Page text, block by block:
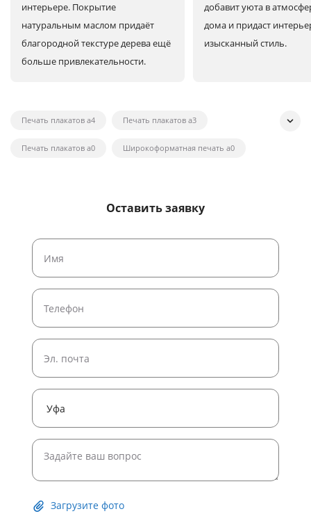
интерьере. Покрытие
натуральным маслом придаёт
благородной текстуре дерева ещё
больше привлекательности.
добавит уюта в
дома и придаст
изысканный стиль.
Печать плакатов а4 Печать плакатов а3
Печать плакатов а0 Широкоформатная печать а0
Широкоформатная печать наклеек
Широкоформатная печать постеров
Широкоформатная печать рулонами
Печать плакатов формата A4
Печать плакатов и постеров
Печать черно белых постеров
Печать плакатов формата A1
Печать плакатов формата A0
Печать постера 50 на 50 на заказ
Печать постеров на холсте
Оставить заявку
Загрузите фото